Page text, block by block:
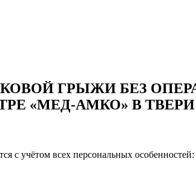
ГРЫЖИ БЕЗ
«МЕД-АМКО» В ТВЕРИ
с учётом всех персональных